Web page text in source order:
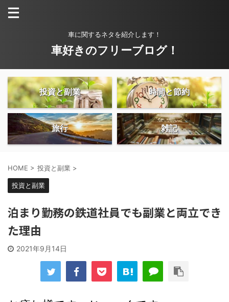
車に関するネタを紹介します！
車好きのフリーブログ！
投資と副業 時間と節約
旅行 雑記
HOME > 投資と副業 >
投資と副業
泊まり勤務の鉄道社員でも副業と両立でき
た理由
2021年9月14日